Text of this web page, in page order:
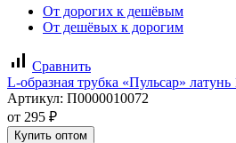
От дорогих к дешёвым
От дешёвых к дорогим
signal_cellular_alt Сравнить
L-образная трубка «Пульсар»
Артикул: П0000010072
от 295 ₽
Купить оптом